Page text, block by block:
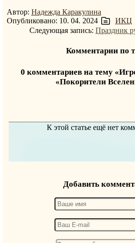
Автор: Надежда Каракулина
Опубликовано: 10. 04. 2024
ИКЦ
Следующая запись: Праздник
Комментарии по
0 комментариев на тему
«Покорители
К этой статье ещё нет
Добавить